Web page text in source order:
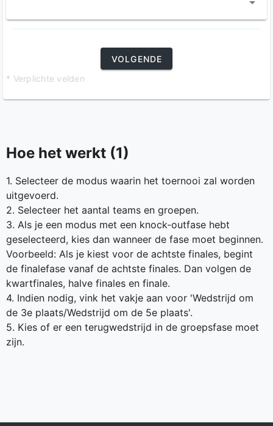
VOLGENDE
* Verplichte velden
Hoe het werkt (1)
1. Selecteer de modus waarin het toernooi zal worden
uitgevoerd.
2. Selecteer het aantal teams en groepen.
3. Als je een modus met een knock-outfase hebt
geselecteerd, kies dan wanneer de fase moet beginnen.
Voorbeeld: Als je kiest voor de achtste finales, begint
de finalefase vanaf de achtste finales. Dan volgen de
kwartfinales, halve finales en finale.
4. Indien nodig, vink het vakje aan voor 'Wedstrijd om
de 3e plaats/Wedstrijd om de 5e plaats'.
5. Kies of er een terugwedstrijd in de groepsfase moet
zijn.